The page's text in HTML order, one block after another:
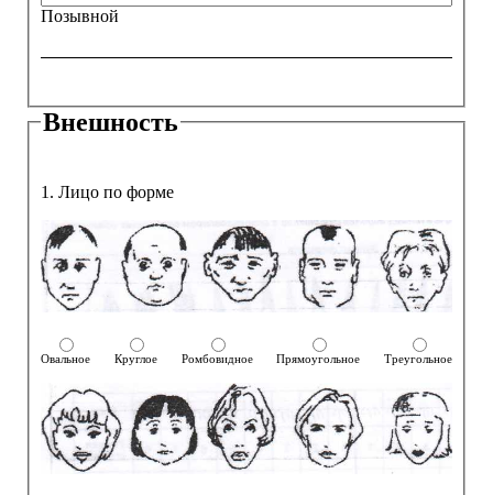
Позывной
Внешность
1. Лицо по форме
Овальное Круглое Ромбовидное Прямоугольное Треугольное